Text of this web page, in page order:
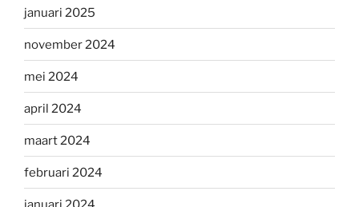
januari 2025
november 2024
mei 2024
april 2024
maart 2024
februari 2024